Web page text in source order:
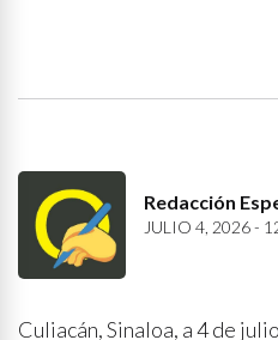
Redacción
JULIO 4, 2026 -
Culiacán, Sinaloa, a 4 de